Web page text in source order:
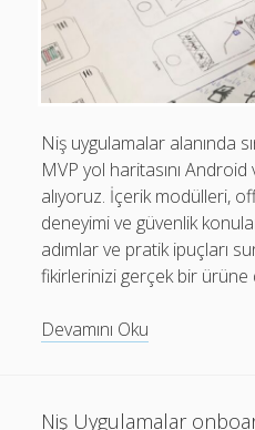
Niş uygulamalar alanında
MVP yol haritasını
alıyoruz. İçerik modülleri,
deneyimi ve güvenlik
adımlar ve pratik ipuçları
fikirlerinizi gerçek bir
Devamını Oku
Hazırlığına
Niş Uygulamalar